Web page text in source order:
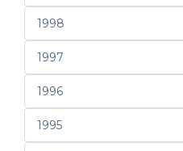
1998
1997
1996
1995